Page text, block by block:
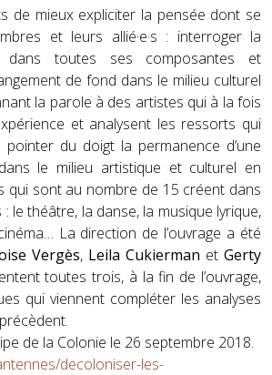
de mieux expliciter la pensée dont se
et leurs allié·e·s : interroger la
dans toutes ses composantes et
de fond dans le milieu culturel
la parole à des artistes qui à la fois
et analysent les ressorts qui
du doigt la permanence d’une
le milieu artistique et culturel en
qui sont au nombre de 15 créent dans
le théâtre, la danse, la musique lyrique,
La direction de l’ouvrage a été
Vergès, Leila Cukierman et Gerty
toutes trois, à la fin de l’ouvrage,
qui viennent compléter les analyses
de la Colonie le 26 septembre 2018.
decoloniser-les-